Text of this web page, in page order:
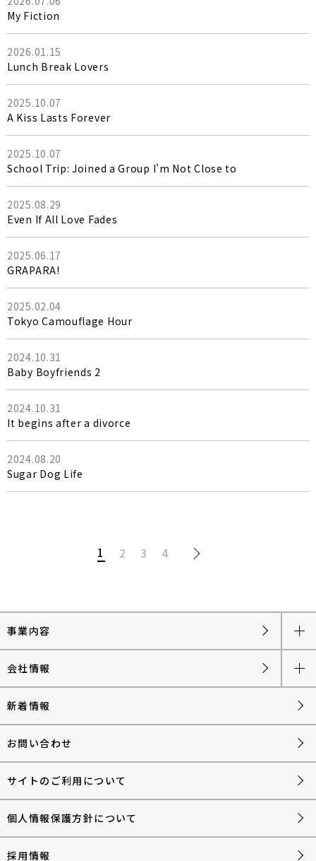
My Fiction
2026.01.15
Lunch Break Lovers
2025.10.07
A Kiss Lasts Forever
2025.10.07
School Trip: Joined a Group I’m Not Close to
2025.08.29
Even If All Love Fades
2025.06.17
GRAPARA!
2025.02.04
Tokyo Camouflage Hour
2024.10.31
Baby Boyfriends 2
2024.10.31
It begins after a divorce
2024.08.20
Sugar Dog Life
1 2 3 4
事業内容
会社情報
新着情報
お問い合わせ
サイトのご利用について
個人情報保護方針について
採用情報